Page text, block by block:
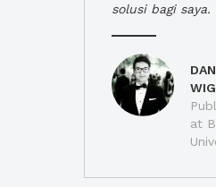
solusi bagi saya.
at